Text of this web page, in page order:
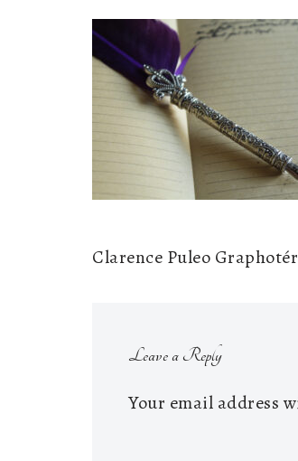
Clarence Puleo
Leave a Reply
Your email address